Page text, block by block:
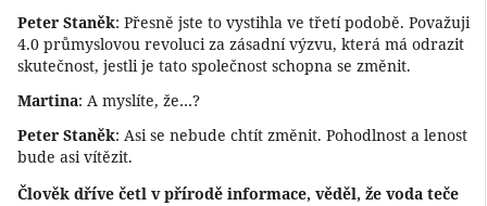
Peter Staněk: Přesně jste to vystihla ve třetí podobě. Považuji
4.0 průmyslovou revoluci za zásadní výzvu, která má odrazit
skutečnost, jestli je tato společnost schopna se změnit.
Martina: A myslíte, že…?
Peter Staněk: Asi se nebude chtít změnit. Pohodlnost a lenost
bude asi vítězit.
Člověk dříve četl v přírodě informace, věděl, že voda teče